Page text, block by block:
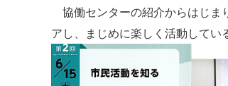
協働センターの紹介からはじ
アし、まじめに楽しく活動してい